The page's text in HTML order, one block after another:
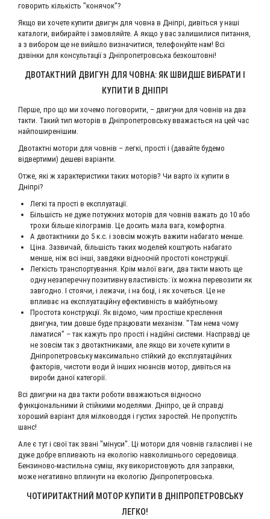
говорить кількість "конячок"?
Якщо ви хочете купити двигун для човна в Дніпрі, дивіться у наші
каталоги, вибирайте і замовляйте. А якщо у вас залишилися питання,
а з вибором ще не вийшло визначитися, телефонуйте нам! Всі
дзвінки для консультації з Дніпропетровська безкоштовні!
ДВОТАКТНИЙ ДВИГУН ДЛЯ ЧОВНА: ЯК ШВИДШЕ ВИБРАТИ І
КУПИТИ В ДНІПРІ
Перше, про що ми хочемо поговорити, – двигуни для човнів на два
такти. Такий тип моторів в Дніпропетровську вважається на цей час
найпоширенішим.
Двотактні мотори для човнів – легкі, прості і (давайте будемо
відвертими) дешеві варіанти.
Отже, які ж характеристики таких моторів? Чи варто їх купити в
Дніпрі?
Легкі та прості в експлуатації.
Більшість не дуже потужних моторів для човнів важать до 10 або
трохи більше кілограмів. Це досить мала вага, комфортна.
А двотактники до 5 к.с. і зовсім можуть важити набагато менше.
Ціна. Зазвичай, більшість таких моделей коштують набагато
менше, ніж всі інші, завдяки відносній простоті конструкції.
Легкість транспортування. Крім малої ваги, два такти мають ще
одну незаперечну позитивну властивість: їх можна перевозити як
завгодно. І стоячи, і лежачи, і на боці, і як хочеться. Це не
впливає на експлуатаційну ефективність в майбутньому.
Простота конструкції. Як відомо, чим простіше креслення
двигуна, тим довше буде працювати механізм. "Там нема чому
ламатися" – так кажуть про прості і надійні системи. Насправді це
не зовсім так з двотактниками, але якщо ви хочете купити в
Дніпропетровську максимально стійкий до експлуатаційних
факторів, чистоти води й інших нюансів мотор, дивіться на
вироби даної категорії.
Всі двигуни на два такти роботи вважаються відносно
функціональними й стійкими моделями. Дніпро, це й справді
хороший варіант для мілководдя і густих заростей. Не пропустіть
шанс!
Але є тут і свої так звані "мінуси". Ці мотори для човнів галасливі і не
дуже добре впливають на екологію навколишнього середовища.
Бензиново-мастильна суміш, яку використовують для заправки,
може негативно вплинути на екологію Дніпропетровська.
ЧОТИРИТАКТНИЙ МОТОР КУПИТИ В ДНІПРОПЕТРОВСЬКУ
ЛЕГКО!